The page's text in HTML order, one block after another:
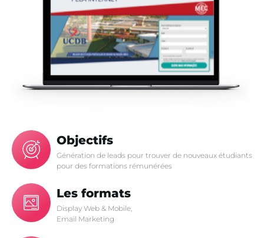
Objectifs
Génération de leads pour trouver de nouveaux étudiants
pour des formations rémunérées
Les formats
Display Web & Mobile,
Email Marketing